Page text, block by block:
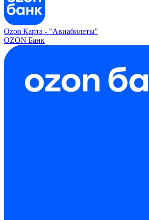
Ozon Карта - "Авиабилеты"
OZON Банк